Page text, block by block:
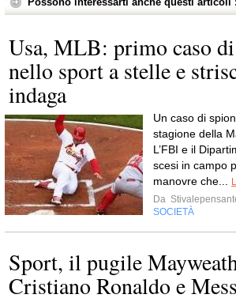
Usa, MLB: primo caso
nello sport a stelle e
indaga
Un caso di
stagione della
L’FBI e il
scesi in campo
manovre che...
Da
SOCIETÀ
Sport, il pugile
Cristiano Ronaldo e